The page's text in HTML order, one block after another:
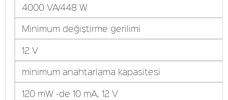
4000 VA/448 W
Minimum değiştirme gerilimi
12 V
minimum anahtarlama kapasitesi
120 mW -de 10 mA, 12 V